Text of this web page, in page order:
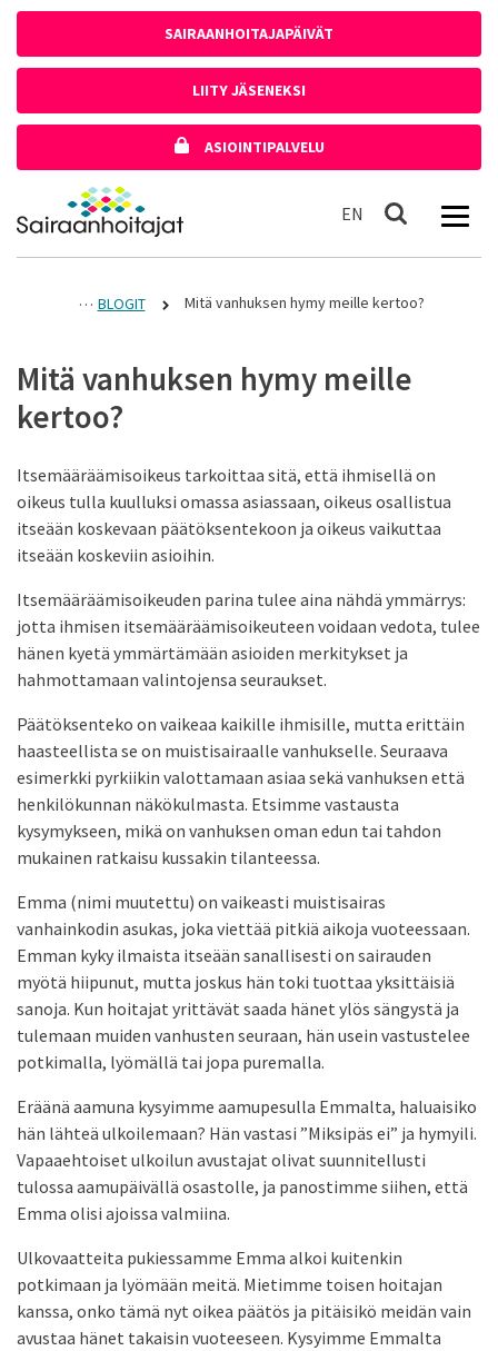
SAIRAANHOITAJAPÄIVÄT
LIITY JÄSENEKSI
ASIOINTIPALVELU
Etusivulle
EN In English
Haku
BLOGIT Mitä vanhuksen hymy meille kertoo?
Mitä vanhuksen hymy meille
kertoo?
Itsemääräämisoikeus tarkoittaa sitä, että ihmisellä on
oikeus tulla kuulluksi omassa asiassaan, oikeus osallistua
itseään koskevaan päätöksentekoon ja oikeus vaikuttaa
itseään koskeviin asioihin.
Itsemääräämisoikeuden parina tulee aina nähdä ymmärrys:
jotta ihmisen itsemääräämisoikeuteen voidaan vedota, tulee
hänen kyetä ymmärtämään asioiden merkitykset ja
hahmottamaan valintojensa seuraukset.
Päätöksenteko on vaikeaa kaikille ihmisille, mutta erittäin
haasteellista se on muistisairaalle vanhukselle. Seuraava
esimerkki pyrkiikin valottamaan asiaa sekä vanhuksen että
henkilökunnan näkökulmasta. Etsimme vastausta
kysymykseen, mikä on vanhuksen oman edun tai tahdon
mukainen ratkaisu kussakin tilanteessa.
Emma (nimi muutettu) on vaikeasti muistisairas
vanhainkodin asukas, joka viettää pitkiä aikoja vuoteessaan.
Emman kyky ilmaista itseään sanallisesti on sairauden
myötä hiipunut, mutta joskus hän toki tuottaa yksittäisiä
sanoja. Kun hoitajat yrittävät saada hänet ylös sängystä ja
tulemaan muiden vanhusten seuraan, hän usein vastustelee
potkimalla, lyömällä tai jopa puremalla.
Eräänä aamuna kysyimme aamupesulla Emmalta, haluaisiko
hän lähteä ulkoilemaan? Hän vastasi ”Miksipäs ei” ja hymyili.
Vapaaehtoiset ulkoilun avustajat olivat suunnitellusti
tulossa aamupäivällä osastolle, ja panostimme siihen, että
Emma olisi ajoissa valmiina.
Ulkovaatteita pukiessamme Emma alkoi kuitenkin
potkimaan ja lyömään meitä. Mietimme toisen hoitajan
kanssa, onko tämä nyt oikea päätös ja pitäisikö meidän vain
avustaa hänet takaisin vuoteeseen. Kysyimme Emmalta